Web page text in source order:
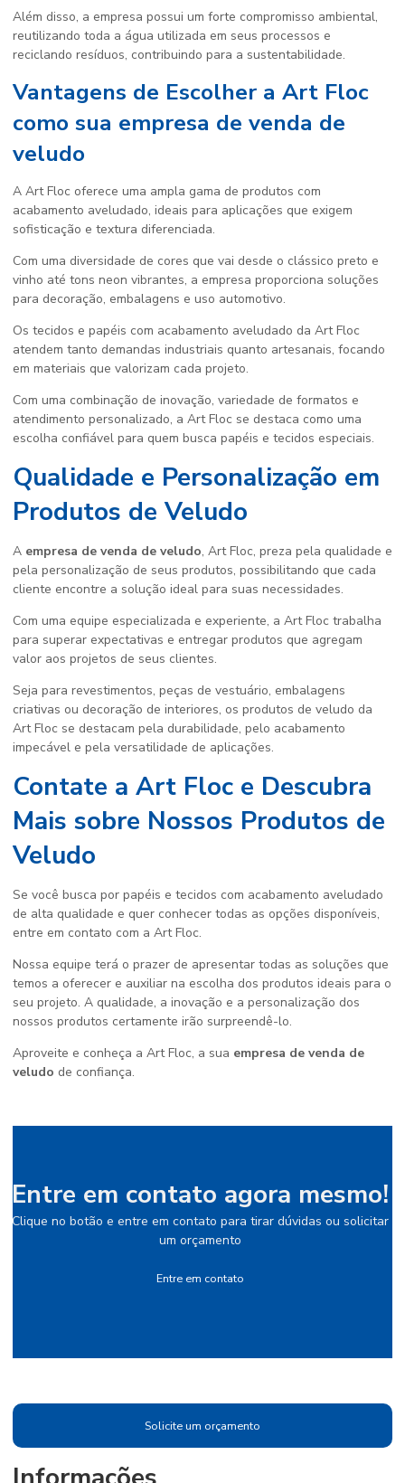
Além disso, a empresa possui um forte compromisso ambiental,
reutilizando toda a água utilizada em seus processos e
reciclando resíduos, contribuindo para a sustentabilidade.
Vantagens de Escolher a Art Floc
como sua empresa de venda de
veludo
A Art Floc oferece uma ampla gama de produtos com
acabamento aveludado, ideais para aplicações que exigem
sofisticação e textura diferenciada.
Com uma diversidade de cores que vai desde o clássico preto e
vinho até tons neon vibrantes, a empresa proporciona soluções
para decoração, embalagens e uso automotivo.
Os tecidos e papéis com acabamento aveludado da Art Floc
atendem tanto demandas industriais quanto artesanais, focando
em materiais que valorizam cada projeto.
Com uma combinação de inovação, variedade de formatos e
atendimento personalizado, a Art Floc se destaca como uma
escolha confiável para quem busca papéis e tecidos especiais.
Qualidade e Personalização em
Produtos de Veludo
A empresa de venda de veludo, Art Floc, preza pela qualidade e
pela personalização de seus produtos, possibilitando que cada
cliente encontre a solução ideal para suas necessidades.
Com uma equipe especializada e experiente, a Art Floc trabalha
para superar expectativas e entregar produtos que agregam
valor aos projetos de seus clientes.
Seja para revestimentos, peças de vestuário, embalagens
criativas ou decoração de interiores, os produtos de veludo da
Art Floc se destacam pela durabilidade, pelo acabamento
impecável e pela versatilidade de aplicações.
Contate a Art Floc e Descubra
Mais sobre Nossos Produtos de
Veludo
Se você busca por papéis e tecidos com acabamento aveludado
de alta qualidade e quer conhecer todas as opções disponíveis,
entre em contato com a Art Floc.
Nossa equipe terá o prazer de apresentar todas as soluções que
temos a oferecer e auxiliar na escolha dos produtos ideais para o
seu projeto. A qualidade, a inovação e a personalização dos
nossos produtos certamente irão surpreendê-lo.
Aproveite e conheça a Art Floc, a sua empresa de venda de
veludo de confiança.
Entre em contato agora mesmo!
Clique no botão e entre em contato para tirar dúvidas ou solicitar
um orçamento
Entre em contato
Solicite um orçamento